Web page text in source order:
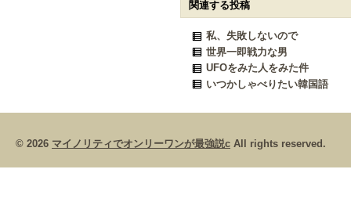
関連する投稿
私、失敗しないので
世界一即戦力な男
UFOをみた人をみた件
いつかしゃべりたい韓国語
© 2026 マイノリティでオンリーワンが最強説c All rights reserved.